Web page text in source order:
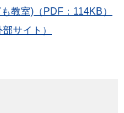
教室)（PDF：114KB）
サイト）